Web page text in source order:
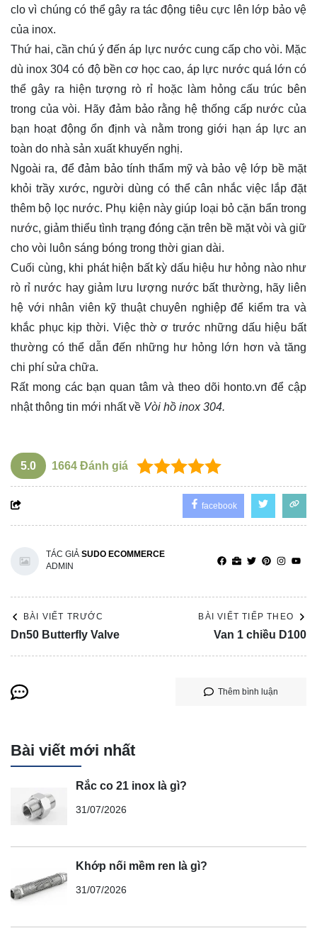
clo vì chúng có thể gây ra tác động tiêu cực lên lớp bảo vệ
của inox.
Thứ hai, cần chú ý đến áp lực nước cung cấp cho vòi. Mặc
dù inox 304 có độ bền cơ học cao, áp lực nước quá lớn có
thể gây ra hiện tượng rò rỉ hoặc làm hỏng cấu trúc bên
trong của vòi. Hãy đảm bảo rằng hệ thống cấp nước của
bạn hoạt động ổn định và nằm trong giới hạn áp lực an
toàn do nhà sản xuất khuyến nghị.
Ngoài ra, để đảm bảo tính thẩm mỹ và bảo vệ lớp bề mặt
khỏi trầy xước, người dùng có thể cân nhắc việc lắp đặt
thêm bộ lọc nước. Phụ kiện này giúp loại bỏ cặn bẩn trong
nước, giảm thiểu tình trạng đóng cặn trên bề mặt vòi và giữ
cho vòi luôn sáng bóng trong thời gian dài.
Cuối cùng, khi phát hiện bất kỳ dấu hiệu hư hỏng nào như
rò rỉ nước hay giảm lưu lượng nước bất thường, hãy liên
hệ với nhân viên kỹ thuật chuyên nghiệp để kiểm tra và
khắc phục kịp thời. Việc thờ ơ trước những dấu hiệu bất
thường có thể dẫn đến những hư hỏng lớn hơn và tăng
chi phí sửa chữa.
Rất mong các bạn quan tâm và theo dõi honto.vn để cập
nhật thông tin mới nhất về Vòi hồ inox 304.
5.0 1664 Đánh giá
facebook
TÁC GIẢ SUDO ECOMMERCE
ADMIN
BÀI VIẾT TRƯỚC
Dn50 Butterfly Valve
BÀI VIẾT TIẾP THEO
Van 1 chiều D100
Thêm bình luận
Bài viết mới nhất
Rắc co 21 inox là gì?
31/07/2026
Khớp nối mềm ren là gì?
31/07/2026